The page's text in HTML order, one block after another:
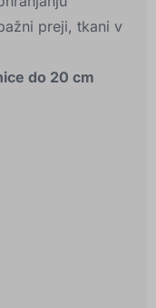
preji, tkani v
do 20 cm